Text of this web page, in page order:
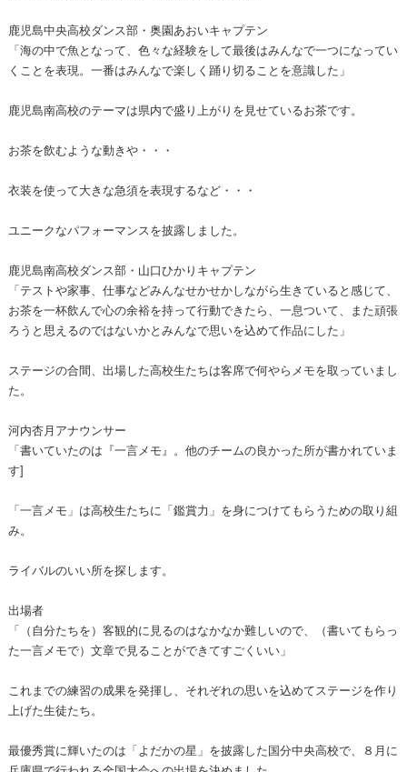
鹿児島中央高校ダンス部・奥園あおいキャプテン
「海の中で魚となって、色々な経験をして最後はみんなで一つになってい
くことを表現。一番はみんなで楽しく踊り切ることを意識した」
鹿児島南高校のテーマは県内で盛り上がりを見せているお茶です。
お茶を飲むような動きや・・・
衣装を使って大きな急須を表現するなど・・・
ユニークなパフォーマンスを披露しました。
鹿児島南高校ダンス部・山口ひかりキャプテン
「テストや家事、仕事などみんなせかせかしながら生きていると感じて、
お茶を一杯飲んで心の余裕を持って行動できたら、一息ついて、また頑張
ろうと思えるのではないかとみんなで思いを込めて作品にした」
ステージの合間、出場した高校生たちは客席で何やらメモを取っていまし
た。
河内杏月アナウンサー
「書いていたのは『一言メモ』。他のチームの良かった所が書かれていま
す]
「一言メモ」は高校生たちに「鑑賞力」を身につけてもらうための取り組
み。
ライバルのいい所を探します。
出場者
「（自分たちを）客観的に見るのはなかなか難しいので、（書いてもらっ
た一言メモで）文章で見ることができてすごくいい」
これまでの練習の成果を発揮し、それぞれの思いを込めてステージを作り
上げた生徒たち。
最優秀賞に輝いたのは「よだかの星」を披露した国分中央高校で、８月に